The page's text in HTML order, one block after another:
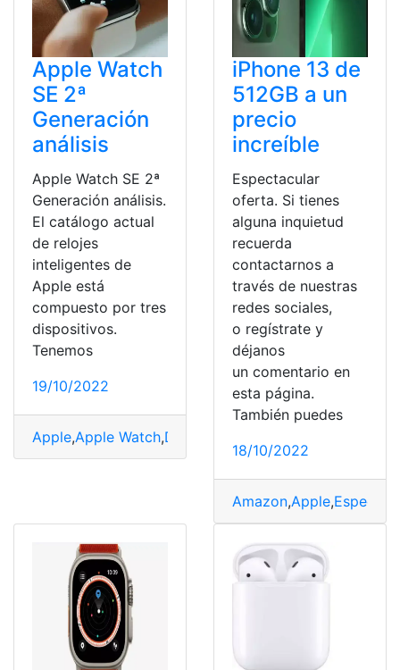
Apple Watch
SE 2ª
Generación
análisis
Apple Watch SE 2ª
Generación análisis.
El catálogo actual
de relojes
inteligentes de
Apple está
compuesto por tres
dispositivos.
Tenemos
19/10/2022
Apple,Apple Watch,Deportista
iPhone 13 de
512GB a un
precio
increíble
Espectacular
oferta. Si tienes
alguna inquietud
recuerda
contactarnos a
través de nuestras
redes sociales,
o regístrate y
déjanos
un comentario en
esta página.
También puedes
18/10/2022
Amazon,Apple,